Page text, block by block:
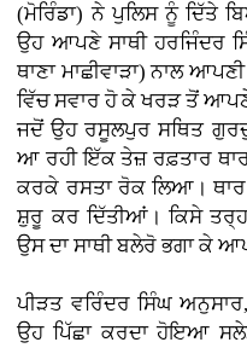
(ਮੋਰਿੰਡਾ) ਨੇ ਪੁਲਿਸ ਨੂੰ ਦਿੱਤੇ
ਉਹ ਆਪਣੇ ਸਾਥੀ ਹਰਜਿੰਦਰ
ਥਾਣਾ ਮਾਛੀਵਾੜਾ) ਨਾਲ
ਵਿੱਚ ਸਵਾਰ ਹੋ ਕੇ ਖਰੜ ਤੋਂ
ਜਦੋਂ ਉਹ ਰਸੂਲਪੁਰ ਸਥਿਤ
ਆ ਰਹੀ ਇੱਕ ਤੇਜ਼ ਰਫ਼ਤਾਰ
ਕਰਕੇ ਰਸਤਾ ਰੋਕ ਲਿਆ।
ਸ਼ੁਰੂ ਕਰ ਦਿੱਤੀਆਂ। ਕਿਸੇ
ਉਸ ਦਾ ਸਾਥੀ ਬਲੇਰੋ ਭਗਾ ਕੇ
ਪੀੜਤ ਵਰਿੰਦਰ ਸਿੰਘ
ਉਹ ਪਿੱਛਾ ਕਰਦਾ ਹੋਇਆ